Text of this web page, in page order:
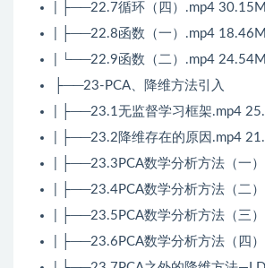
| ├──22.7循环（四）.mp4 30.15M
| ├──22.8函数（一）.mp4 18.46M
| └──22.9函数（二）.mp4 24.54M
├──23-PCA、降维方法引入
| ├──23.1无监督学习框架.mp4
| ├──23.2降维存在的原因.mp4
| ├──23.3PCA数学分析方法（一
| ├──23.4PCA数学分析方法（二
| ├──23.5PCA数学分析方法（三
| ├──23.6PCA数学分析方法（四